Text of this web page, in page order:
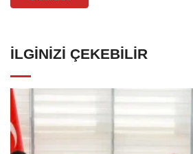
İLGINIZI ÇEKEBILIR